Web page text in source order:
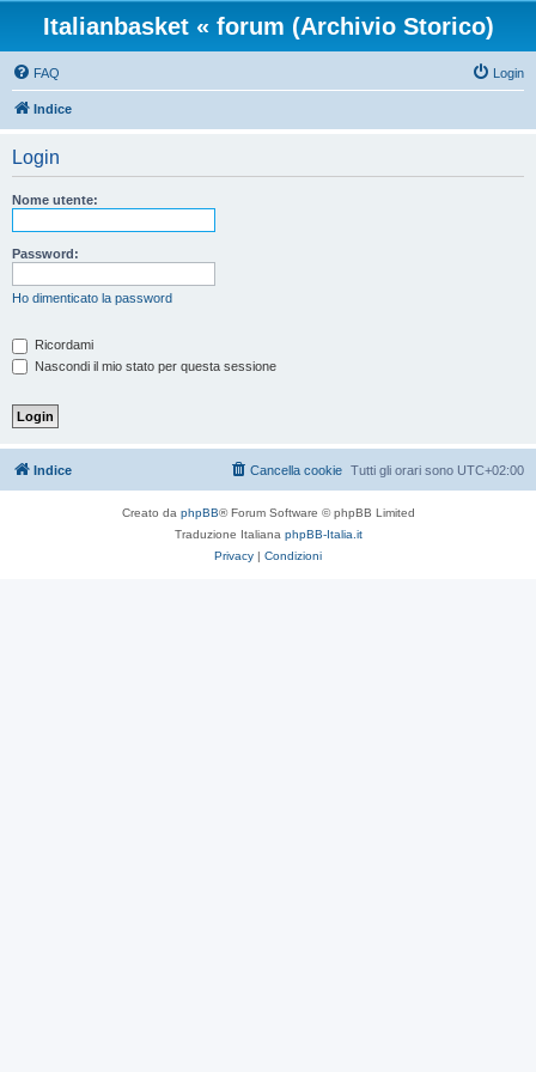
Italianbasket « forum (Archivio Storico)
FAQ Login
Indice
Login
Nome utente:
Password:
Ho dimenticato la password
Ricordami
Nascondi il mio stato per questa sessione
Indice Tutti gli orari sono UTC+02:00
Cancella cookie
Creato da phpBB® Forum Software © phpBB Limited
Traduzione Italiana phpBB-Italia.it
Privacy | Condizioni